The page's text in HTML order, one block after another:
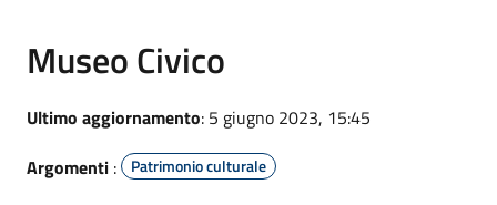
Museo Civico
Ultimo aggiornamento: 5 giugno 2023, 15:45
Argomenti : Patrimonio culturale